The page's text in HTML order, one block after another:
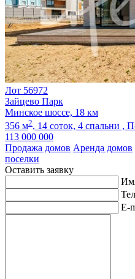
Лот 56972
Зайцево Парк
Минское шоссе, 18 км
356 м2, 14 соток, 4 спальни ,
113 000 000
Продажа домов Аренда домов
поселки
Оставить заявку
E-